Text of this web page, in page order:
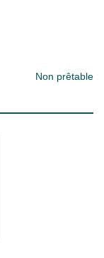
Non prêtable